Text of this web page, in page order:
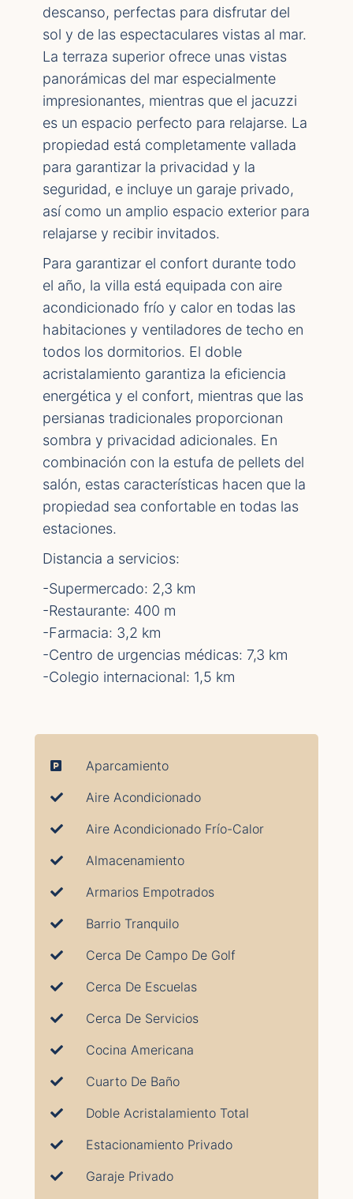
descanso, perfectas para disfrutar del
sol y de las espectaculares vistas al mar.
La terraza superior ofrece unas vistas
panorámicas del mar especialmente
impresionantes, mientras que el jacuzzi
es un espacio perfecto para relajarse. La
propiedad está completamente vallada
para garantizar la privacidad y la
seguridad, e incluye un garaje privado,
así como un amplio espacio exterior para
relajarse y recibir invitados.
Para garantizar el confort durante todo
el año, la villa está equipada con aire
acondicionado frío y calor en todas las
habitaciones y ventiladores de techo en
todos los dormitorios. El doble
acristalamiento garantiza la eficiencia
energética y el confort, mientras que las
persianas tradicionales proporcionan
sombra y privacidad adicionales. En
combinación con la estufa de pellets del
salón, estas características hacen que la
propiedad sea confortable en todas las
estaciones.
Distancia a servicios:
-Supermercado: 2,3 km
-Restaurante: 400 m
-Farmacia: 3,2 km
-Centro de urgencias médicas: 7,3 km
-Colegio internacional: 1,5 km
Aparcamiento
Aire Acondicionado
Aire Acondicionado Frío-Calor
Almacenamiento
Armarios Empotrados
Barrio Tranquilo
Cerca De Campo De Golf
Cerca De Escuelas
Cerca De Servicios
Cocina Americana
Cuarto De Baño
Doble Acristalamiento Total
Estacionamiento Privado
Garaje Privado